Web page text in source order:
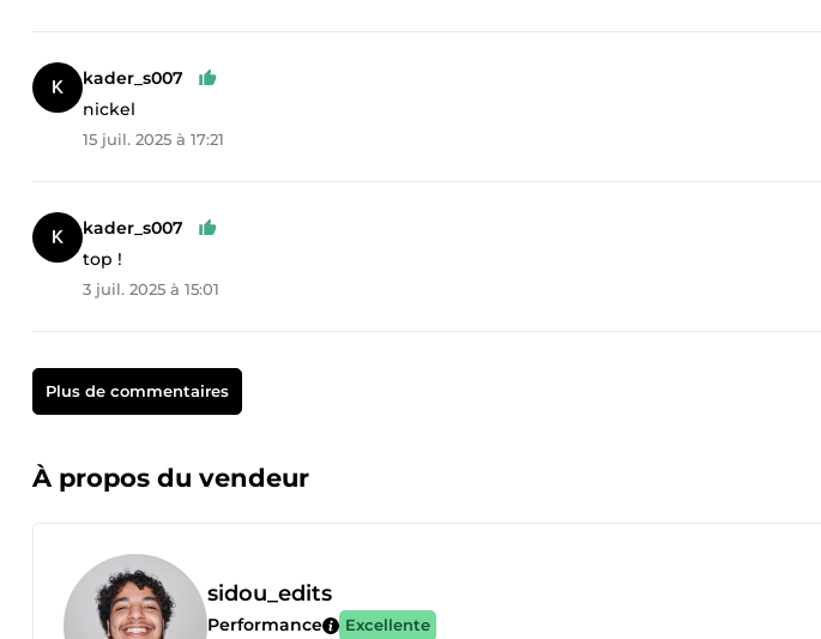
kader_s007
nickel
15 juil. 2025 à 17:21
kader_s007
top !
3 juil. 2025 à 15:01
Plus de commentaires
À propos du vendeur
sidou_edits
Performance Excellente